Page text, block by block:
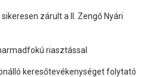
zárult a II. Zengő Nyári
riasztással
keresőtevékenységet folytató